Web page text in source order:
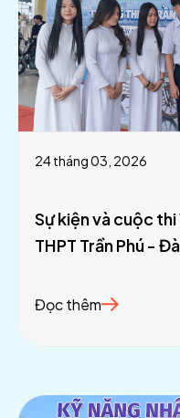
24 tháng 03, 2026
Sự kiện và cuộc
THPT Trần Phú -
Đọc thêm